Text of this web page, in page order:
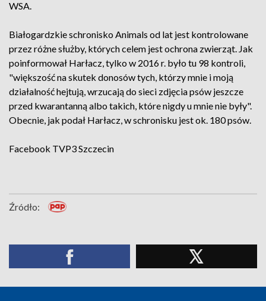
WSA.
Białogardzkie schronisko Animals od lat jest kontrolowane
przez różne służby, których celem jest ochrona zwierząt. Jak
poinformował Harłacz, tylko w 2016 r. było tu 98 kontroli,
"większość na skutek donosów tych, którzy mnie i moją
działalność hejtują, wrzucają do sieci zdjęcia psów jeszcze
przed kwarantanną albo takich, które nigdy u mnie nie były".
Obecnie, jak podał Harłacz, w schronisku jest ok. 180 psów.
Facebook TVP3 Szczecin
Źródło: